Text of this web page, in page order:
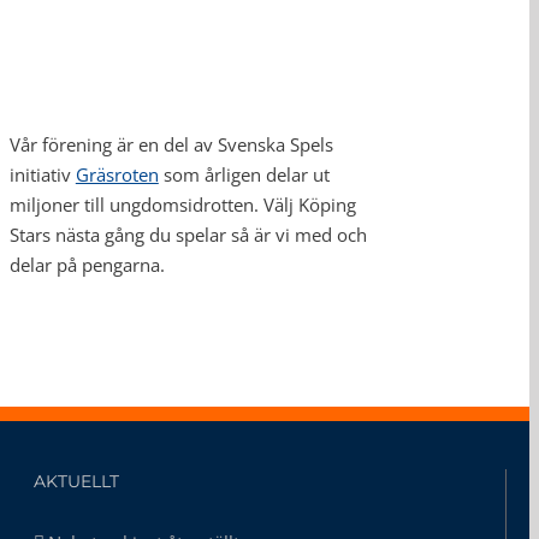
Vår förening är en del av Svenska Spels
initiativ Gräsroten som årligen delar ut
miljoner till ungdomsidrotten. Välj Köping
Stars nästa gång du spelar så är vi med och
delar på pengarna.
AKTUELLT